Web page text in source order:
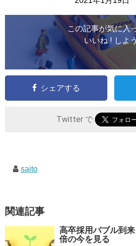
この記事が気に入
いいね ! しよ
シェアする
Twitter で
saito
関連記事
高卒採用バブル到
倍の今を見る